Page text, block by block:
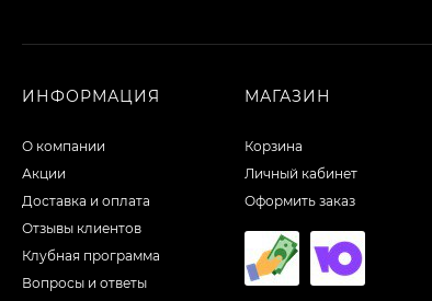
ИНФОРМАЦИЯ
О компании
Акции
Доставка и оплата
Отзывы клиентов
Клубная программа
Вопросы и ответы
МАГАЗИН
Корзина
Личный кабинет
Оформить заказ